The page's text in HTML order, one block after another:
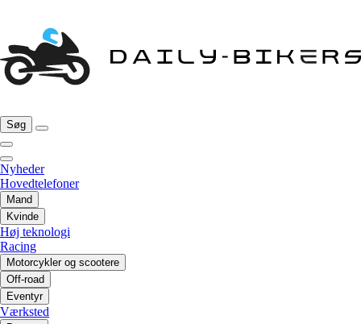
Søg
Nyheder
Hovedtelefoner
Mand
Kvinde
Høj teknologi
Racing
Motorcykler og scootere
Off-road
Eventyr
Værksted